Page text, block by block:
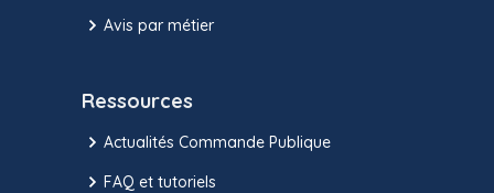
Avis par métier
Ressources
Actualités Commande Publique
FAQ et tutoriels